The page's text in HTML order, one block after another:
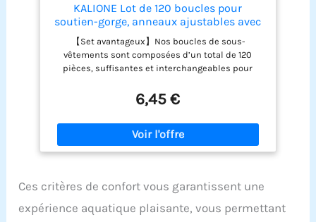
KALIONE Lot de 120 boucles pour
soutien-gorge, anneaux ajustables avec
fermoir à glissière, clips métalliques
pour bretelles de soutien-gorge pour
maillots de bain, soutien-gorge, robes à
bretelles
【Set avantageux】Nos boucles de sous-
vêtements sont composées d’un total de 120
pièces, suffisantes et interchangeables pour
métallique】Nos clips de bretelles de soutien-
gorge en métal sont fabriqués en alliage de zinc,
de qualité durable, ne se cassent pas facilement
et peuvent être utilisés pendant longtemps.
【Facile à utiliser】Cette boucle de soutien-gorge
l'utiliser. 【Large application】Vous pouvez
utiliser des crochets pour sous-vêtements sur
des soutiens-gorge, maillots de bain, porte-
6,45 €
Ces critères de confort vous garantissent une
expérience aquatique plaisante, vous permettant